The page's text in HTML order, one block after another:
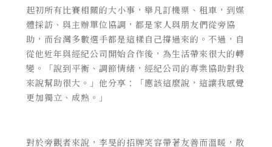
起初所有比賽相關的大小事，舉凡訂機票、租車，到媒
體採訪、與主辦單位協調，都是家人與朋友們從旁協
助，而台灣多數選手都是這樣自己撐過來的。不過，自
從他近年與經紀公司開始合作後，為生活帶來很大的轉
變。「說到平衡、調節情緒，經紀公司的專業協助對我
來說幫助很大。」他分享：「應該這麼說，這讓我感覺
更加獨立、成熟。」
對於旁觀者來說，李旻的招牌笑容帶著友善而溫暖，散